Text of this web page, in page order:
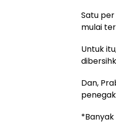
Satu
mulai
Untuk
Dan,